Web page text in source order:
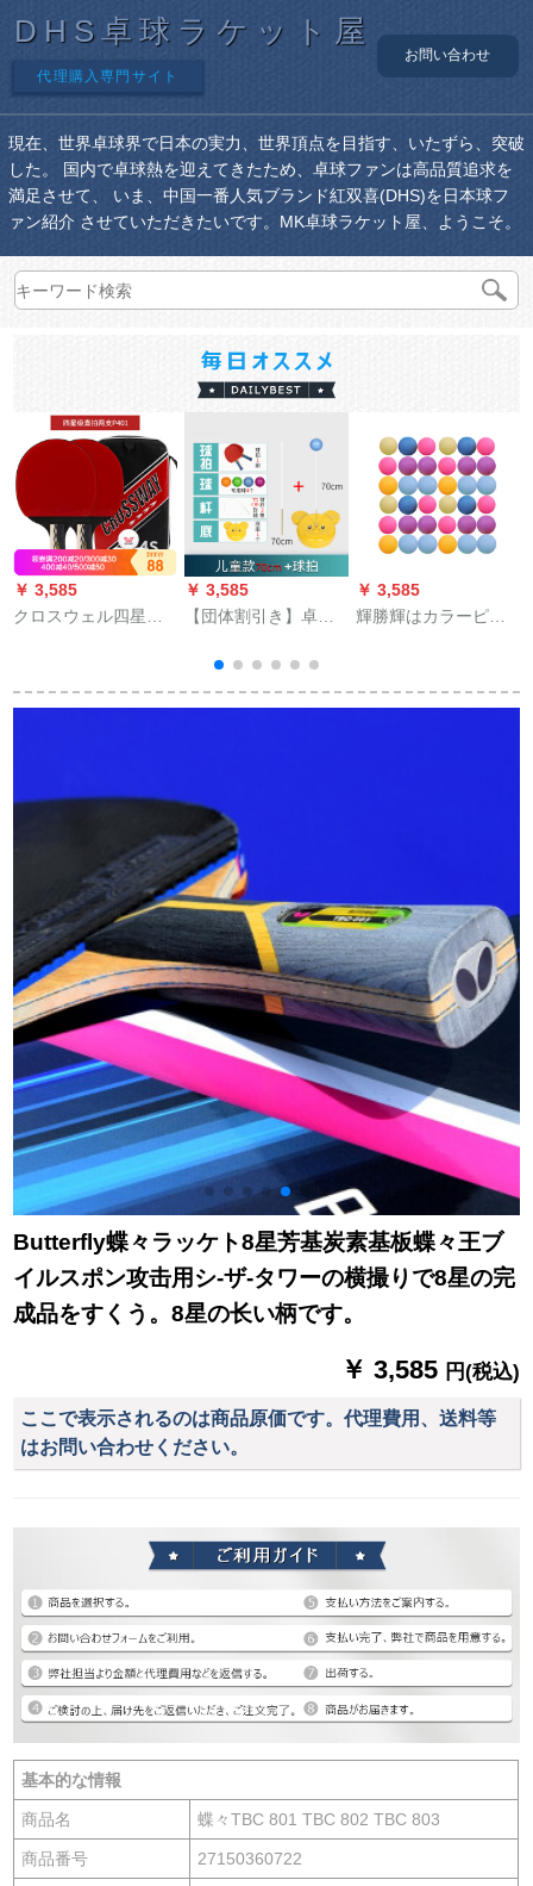
DHS卓球ラケット屋
代理購入専門サイト
お問い合わせ
現在、世界卓球界で日本の実力、世界頂点を目指す、いたずら、突破
した。 国内で卓球熱を迎えてきたため、卓球ファンは高品質追求を
満足させて、 いま、中国一番人気ブランド紅双喜(DHS)を日本球フ
ァン紹介 させていただきたいです。MK卓球ラケット屋、ようこそ。
￥ 3,585
クロスウェル四星ラ
セト4星グリット
￥ 3,585
【団体割引き】卓球
ある軟軸シングル
は、近視防止オモチ
します。（厚い＋0.7
メトルの軟軸2本＋4
つのボア＋ラッケ
ト）
￥ 3,585
輝勝輝はカラーピン
活動はボールデジタ
Butterfly蝶々ラッケト8星芳基炭素基板蝶々王ブ
イルスポン攻击用シ-ザ-タワーの横撮りで8星の完
成品をすくう。8星の长い柄です。
￥ 3,585 円(税込)
ここで表示されるのは商品原価です。代理費用、送料等
はお問い合わせください。
基本的な情報
商品名 蝶々TBC 801 TBC 802 TBC 803
商品番号 27150360722